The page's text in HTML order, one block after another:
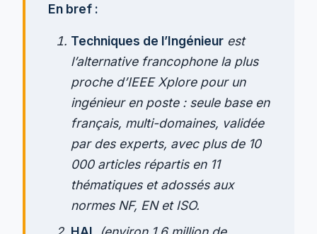
En bref :
Techniques de l’Ingénieur est
l’alternative francophone la plus
proche d’IEEE Xplore pour un
ingénieur en poste : seule base en
français, multi-domaines, validée
par des experts, avec plus de 10
000 articles répartis en 11
thématiques et adossés aux
normes NF, EN et ISO.